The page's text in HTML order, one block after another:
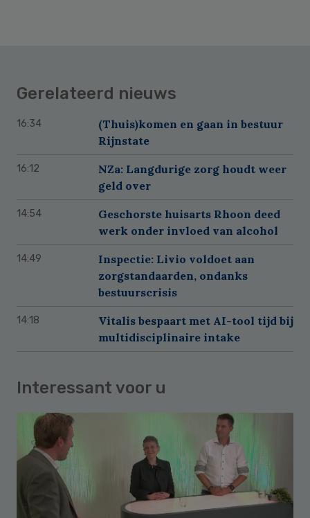
Gerelateerd nieuws
16:34
(Thuis)komen en gaan in bestuur
Rijnstate
16:12
NZa: Langdurige zorg houdt weer
geld over
14:54
Geschorste huisarts Rhoon deed
werk onder invloed van alcohol
14:49
Inspectie: Livio voldoet aan
zorgstandaarden, ondanks
bestuurscrisis
14:18
Vitalis bespaart met AI-tool tijd bij
multidisciplinaire intake
Interessant voor u